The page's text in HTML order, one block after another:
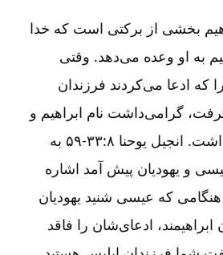
بخشی از برکتی است که خدا
به او وعده می‌دهد. وقتی
که ادعا می‌کردند فرزندان
گرامی‌داشت نام ابراهیم و
برکت او را مدنظر داشت. انجیل یوحنا ۸:‏۳۳-‏‏‏۵۹ به
و یهودیان پیش آمد اشاره
که عیسی شنید یهودیان
ادعای‌شان را فاقد